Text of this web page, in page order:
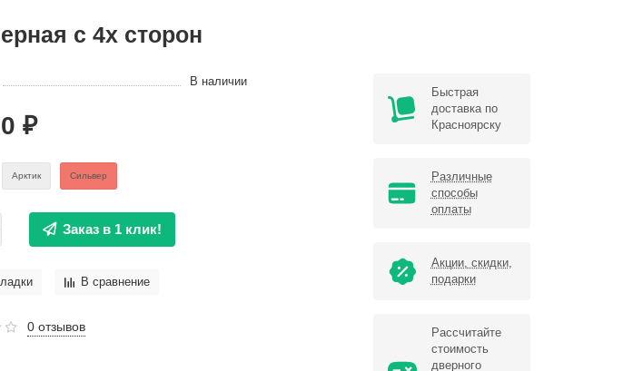
с 4х сторон
В наличии
₽
Арктик Сильвер
Заказ в 1 клик!
В сравнение
0 отзывов
Быстрая
доставка по
Красноярску
Различные
способы
оплаты
Акции, скидки,
подарки
Рассчитайте
стоимость
дверного